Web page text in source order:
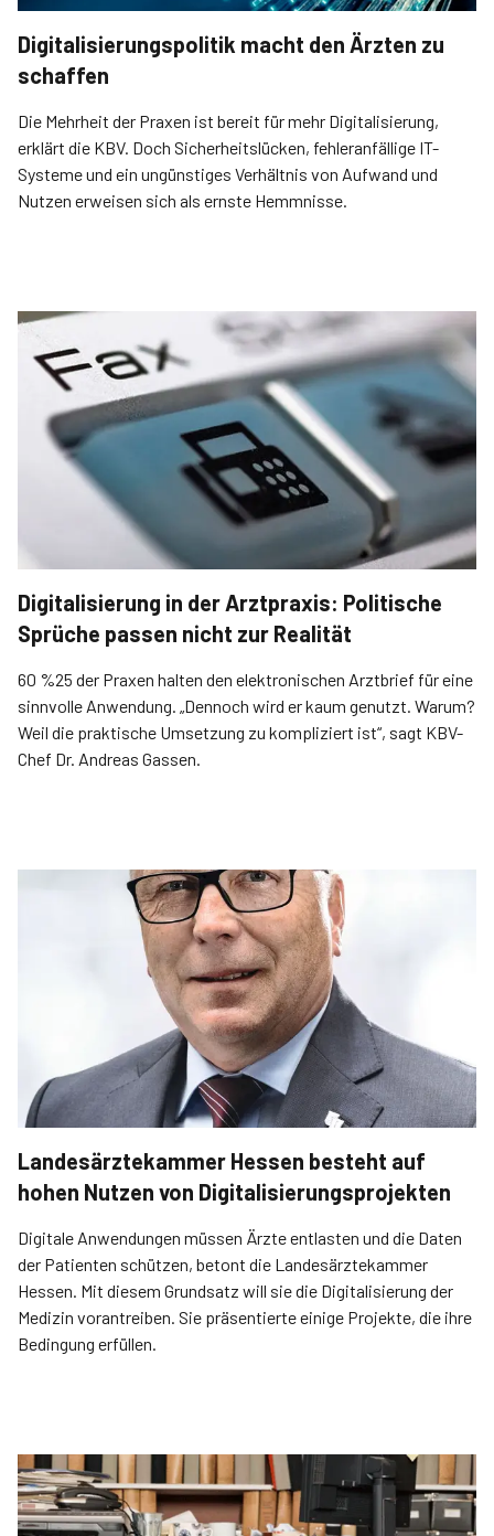
Digitalisierungspolitik macht den Ärzten zu
schaffen
Die Mehrheit der Praxen ist bereit für mehr Digitalisierung,
erklärt die KBV. Doch Sicherheitslücken, fehleranfällige IT-
Systeme und ein ungünstiges Verhältnis von Aufwand und
Nutzen erweisen sich als ernste Hemmnisse.
Digitalisierung in der Arztpraxis: Politische
Sprüche passen nicht zur Realität
60 %25 der Praxen halten den elektronischen Arztbrief für eine
sinnvolle Anwendung. „Dennoch wird er kaum genutzt. Warum?
Weil die praktische Umsetzung zu kompliziert ist“, sagt KBV-
Chef Dr. Andreas Gassen.
Landesärztekammer Hessen besteht auf
hohen Nutzen von Digitalisierungsprojekten
Digitale Anwendungen müssen Ärzte entlasten und die Daten
der Patienten schützen, betont die Landesärztekammer
Hessen. Mit diesem Grundsatz will sie die Digitalisierung der
Medizin vorantreiben. Sie präsentierte einige Projekte, die ihre
Bedingung erfüllen.